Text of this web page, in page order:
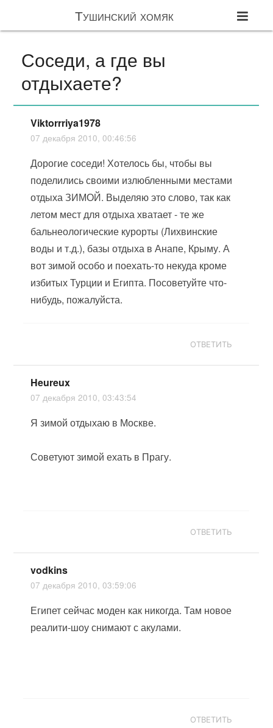
Тушинский хомяк
Соседи, а где вы
отдыхаете?
Viktorrriya1978
07 декабря 2010, 00:46:56
Дорогие соседи! Хотелось бы, чтобы вы
поделились своими излюбленными местами
отдыха ЗИМОЙ. Выделяю это слово, так как
летом мест для отдыха хватает - те же
бальнеологические курорты (Лихвинские
воды и т.д.), базы отдыха в Анапе, Крыму. А
вот зимой особо и поехать-то некуда кроме
избитых Турции и Египта. Посоветуйте что-
нибудь, пожалуйста.
ОТВЕТИТЬ
Heureux
07 декабря 2010, 03:43:54
Я зимой отдыхаю в Москве.
Советуют зимой ехать в Прагу.
ОТВЕТИТЬ
vodkins
07 декабря 2010, 03:59:06
Египет сейчас моден как никогда. Там новое
реалити-шоу снимают с акулами.
ОТВЕТИТЬ